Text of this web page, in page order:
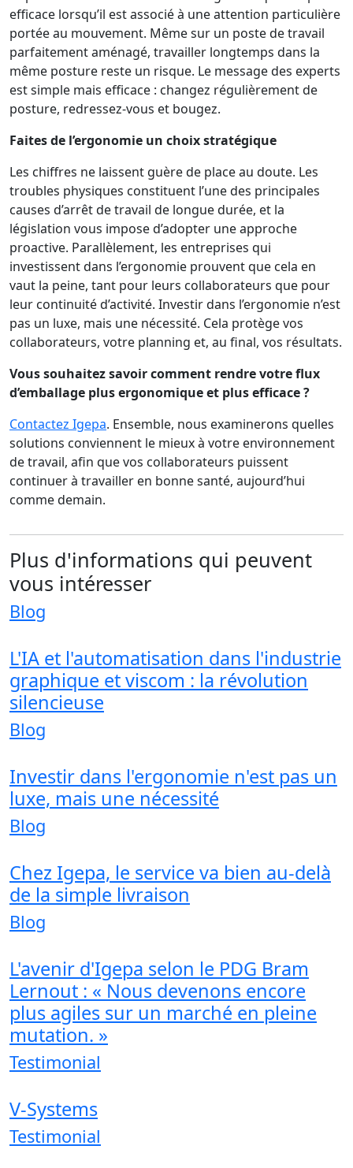
efficace lorsqu’il est associé à une attention particulière
portée au mouvement. Même sur un poste de travail
parfaitement aménagé, travailler longtemps dans la
même posture reste un risque. Le message des experts
est simple mais efficace : changez régulièrement de
posture, redressez-vous et bougez.
Faites de l’ergonomie un choix stratégique
Les chiffres ne laissent guère de place au doute. Les
troubles physiques constituent l’une des principales
causes d’arrêt de travail de longue durée, et la
législation vous impose d’adopter une approche
proactive. Parallèlement, les entreprises qui
investissent dans l’ergonomie prouvent que cela en
vaut la peine, tant pour leurs collaborateurs que pour
leur continuité d’activité. Investir dans l’ergonomie n’est
pas un luxe, mais une nécessité. Cela protège vos
collaborateurs, votre planning et, au final, vos résultats.
Vous souhaitez savoir comment rendre votre flux
d’emballage plus ergonomique et plus efficace ?
Contactez Igepa. Ensemble, nous examinerons quelles
solutions conviennent le mieux à votre environnement
de travail, afin que vos collaborateurs puissent
continuer à travailler en bonne santé, aujourd’hui
comme demain.
Plus d'informations qui peuvent
vous intéresser
Blog
L'IA et l'automatisation dans l'industrie
graphique et viscom : la révolution
silencieuse
Blog
Investir dans l'ergonomie n'est pas un
luxe, mais une nécessité
Blog
Chez Igepa, le service va bien au-delà
de la simple livraison
Blog
L'avenir d'Igepa selon le PDG Bram
Lernout : « Nous devenons encore
plus agiles sur un marché en pleine
mutation. »
Testimonial
V-Systems
Testimonial